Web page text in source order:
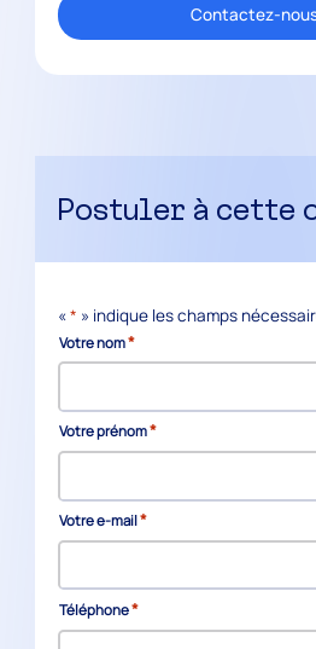
Contactez-
Postuler à cette
«* » indique les champs
Votre nom*
Votre prénom*
Votre e-mail*
Téléphone*